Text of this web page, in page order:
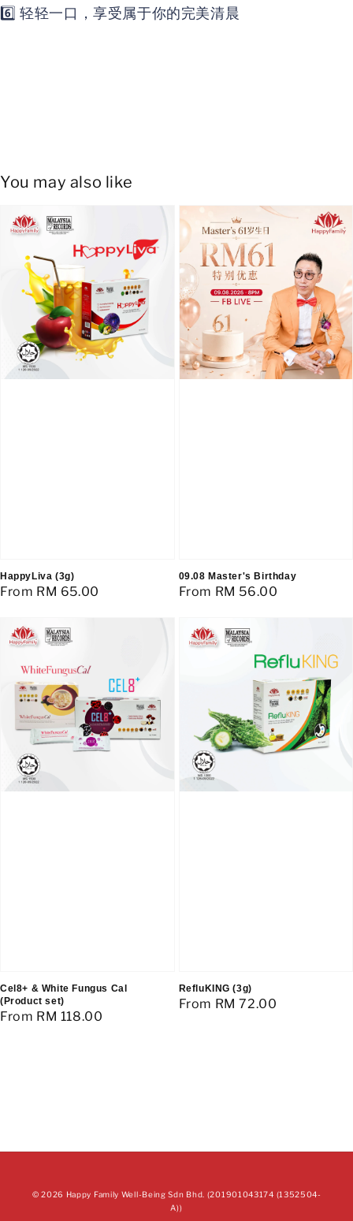
6️⃣ 轻轻一口，享受属于你的完美清晨
You may also like
HappyLiva (3g)
Regular
From RM 65.00
09.08 Master's Birthday
Regular
From RM 56.00
Cel8+ & White Fungus Cal
(Product set)
Regular
From RM 118.00
RefluKING (3g)
Regular
From RM 72.00
© 2026 Happy Family Well-Being Sdn Bhd. (201901043174 (1352504­
A))